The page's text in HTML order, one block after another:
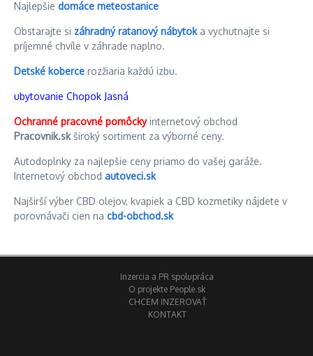
Najlepšie domáce meteostanice
Obstarajte si záhradný ratanový nábytoka vychutnajte si
príjemné chvíle v záhrade naplno.
Detské koberce rozžiaria každú izbu.
ubytovanie Chopok Jasná
Ochranné pracovné pomôckyinternetový obchod
Pracovnik.skširoký sortiment za výborné ceny.
Autodoplnky za najlepšie ceny priamo do vašej garáže.
Internetový obchod autoveci.sk
Najširší výber CBD olejov, kvapiek a CBD kozmetiky nájdete v
porovnávači cien na cbd-obchod.sk
Inzercia a PR spolupráca
O projekte People.sk
CHCEM INZEROVAŤ
KONTAKT